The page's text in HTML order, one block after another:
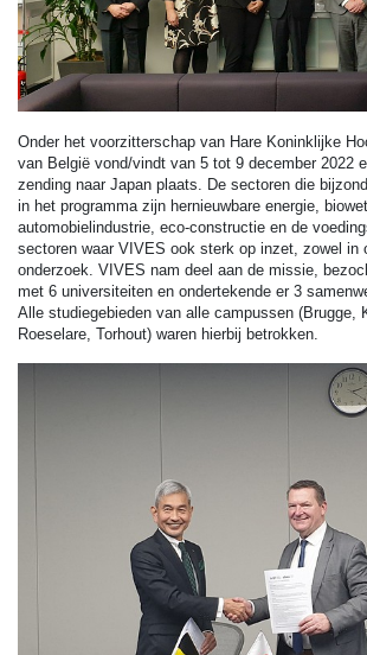
Onder het voorzitterschap van Hare Koninklijke
van België vond/vindt van 5 tot 9 december 2022
zending naar Japan plaats. De sectoren die
in het programma zijn hernieuwbare energie,
automobielindustrie, eco-constructie en de
sectoren waar VIVES ook sterk op inzet, zowel in
onderzoek. VIVES nam deel aan de missie,
met 6 universiteiten en ondertekende er 3
Alle studiegebieden van alle campussen (Brugge,
Roeselare, Torhout) waren hierbij betrokken.